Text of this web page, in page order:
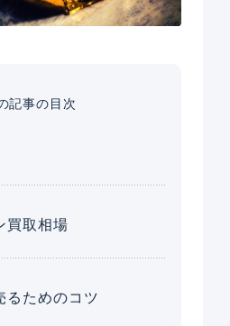
記事の目次
買取相場
るためのコツ